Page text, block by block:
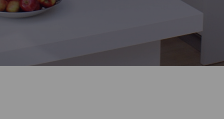
Meubles de cuisine équipée
Électroménager
Aménagement sur-mesure
Blog univers Dressing
Bibliothèque sur-mesure
Meubles TV